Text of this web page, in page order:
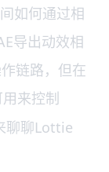
如何通过相
导出动效相
链路，但在
来控制
聊聊Lottie